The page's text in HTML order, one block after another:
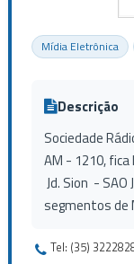
Mídia Eletrônica
Descrição
Sociedade
AM - 1210, fica
Jd. Sion - SAO
segmentos de
Tel: (35)